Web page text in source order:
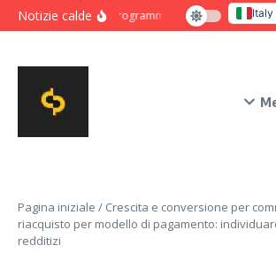
Salta al contenuto
Notizie calde Programma intensivo di
Italy
Pagina iniziale / Crescita e conversione per
riacquisto per modello di pagamento:
redditizi